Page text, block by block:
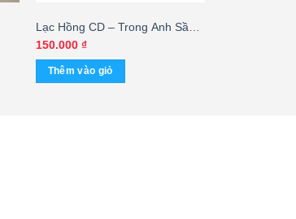
Lạc Hồng CD – Trong Anh Sầu
Đã Lên Ngôi – Đàm Vĩnh Hưng
(KGMG) – cái
150.000 ₫
Thêm vào giỏ